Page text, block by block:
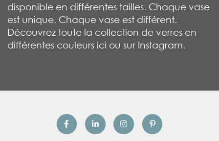
disponible en différentes tailles. Chaque vase
est unique. Chaque vase est différent.
Découvrez toute la collection de verres en
différentes couleurs ici ou sur Instagram.